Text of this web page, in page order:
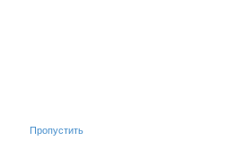
Пропустить